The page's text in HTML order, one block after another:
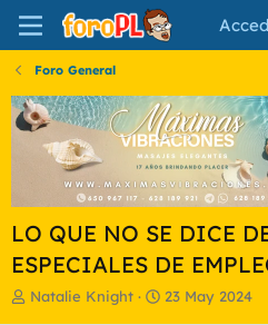
Foro General
LO QUE NO SE DICE
ESPECIALES DE
INatalie Knight
F
23 May 2024